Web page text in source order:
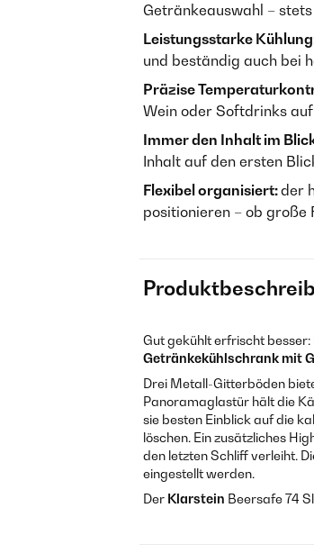
Getränkeauswahl –
Leistungsstarke
und beständig auch bei
Präzise
Wein oder Softdrinks
Immer den Inhalt im
Inhalt auf den ersten
Flexibel organisiert:der
positionieren – ob große
Gut gekühlt erfrischt besser:
Getränkekühlschrank mit
Drei Metall-Gitterböden
Panoramaglastür hält die
sie besten Einblick auf die
löschen. Ein zusätzliches
den letzten Schliff verleiht.
eingestellt werden.
Der Klarstein Beersafe 74